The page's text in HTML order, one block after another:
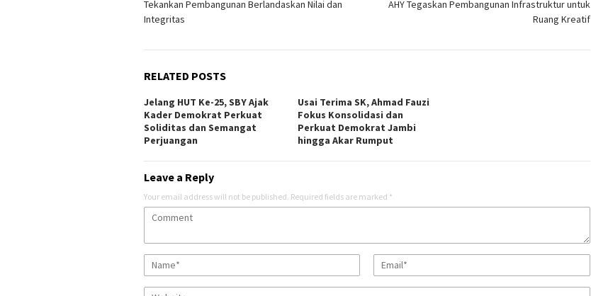
Tekankan Pembangunan Berlandaskan Nilai dan
Integritas
AHY Tegaskan Pembangunan Infrastruktur untuk
Ruang Kreatif
RELATED POSTS
Jelang HUT Ke-25, SBY Ajak
Kader Demokrat Perkuat
Soliditas dan Semangat
Perjuangan
Usai Terima SK, Ahmad Fauzi
Fokus Konsolidasi dan
Perkuat Demokrat Jambi
hingga Akar Rumput
Leave a Reply
Your email address will not be published. Required fields are marked *